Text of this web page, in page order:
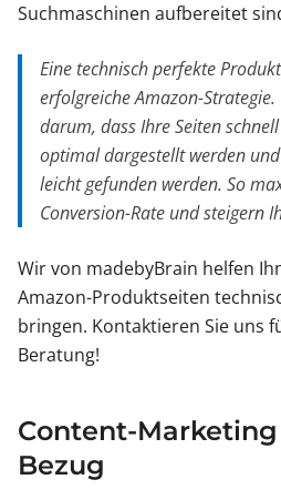
Suchmaschinen aufbereitet
Eine technisch perfekte
erfolgreiche Amazon-
darum, dass Ihre Seiten
optimal dargestellt werden
leicht gefunden werden. So
Conversion-Rate und steigern
Wir von madebyBrain helfen
Amazon-Produktseiten
bringen. Kontaktieren Sie uns
Beratung!
Content-
Bezug